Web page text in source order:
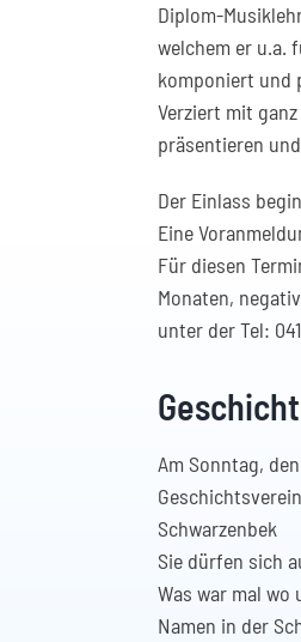
Diplom-
welchem er u.a.
komponiert und
Verziert mit
präsentieren
Der Einlass
Eine
Für diesen
Monaten,
unter der Tel:
Am Sonntag, den
Schwarzenbek
Sie dürfen sich
Was war mal
Namen in der